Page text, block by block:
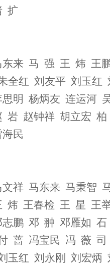
扩
来 马 强 王 炜 王
全红 刘友平 刘玉
明 杨炳友 连运河
岩 赵钟祥 胡立宏
民
祥 马东来 马秉智
炜 王春检 王 星 王
鹏 邓 翀 邓雁如
蔷 冯宝民 冯 薇
玉红 刘永刚 刘宏炳